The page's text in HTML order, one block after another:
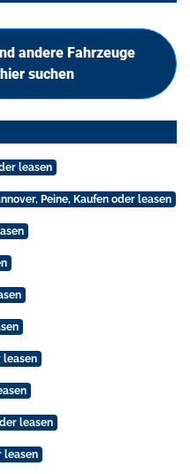
andere Fahrzeuge
suchen
leasen
Peine, Kaufen oder leasen
leasen
leasen
leasen